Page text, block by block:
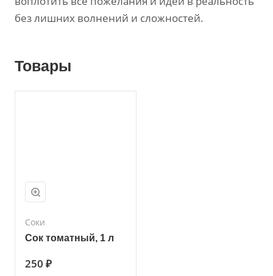
без лишних волнений и сложностей.
Товары
Соки
Сок томатный, 1 л
250 ₽